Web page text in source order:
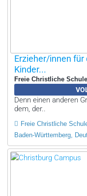
Erzieher/innen
Kinder...
Freie Christliche
Denn einen anderen
dem, der..
Freie Christliche
Baden-Württemberg,